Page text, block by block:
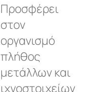
Προσφέρει
στον
οργανισμό
πλήθος
μετάλλων και
ιχνοστοιχείων